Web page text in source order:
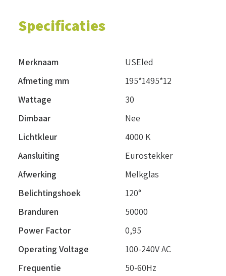
Specificaties
Merknaam
USEled
Afmeting mm
195*1495*12
Wattage
30
Dimbaar
Nee
Lichtkleur
4000 K
Aansluiting
Eurostekker
Afwerking
Melkglas
Belichtingshoek
120°
Branduren
50000
Power Factor
0,95
Operating Voltage
100-240V AC
Frequentie
50-60Hz